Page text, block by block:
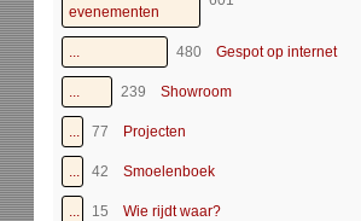
evenementen
... 480 Gespot op internet
... 239 Showroom
... 77 Projecten
... 42 Smoelenboek
... 15 Wie rijdt waar?